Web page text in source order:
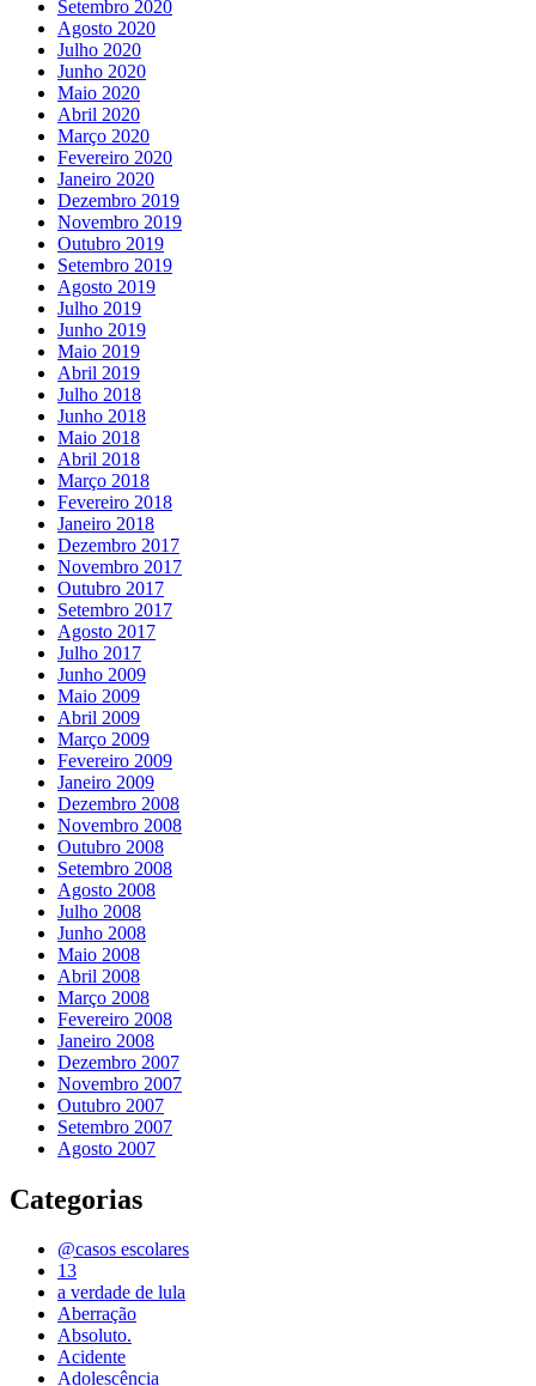
Setembro 2020
Agosto 2020
Julho 2020
Junho 2020
Maio 2020
Abril 2020
Março 2020
Fevereiro 2020
Janeiro 2020
Dezembro 2019
Novembro 2019
Outubro 2019
Setembro 2019
Agosto 2019
Julho 2019
Junho 2019
Maio 2019
Abril 2019
Julho 2018
Junho 2018
Maio 2018
Abril 2018
Março 2018
Fevereiro 2018
Janeiro 2018
Dezembro 2017
Novembro 2017
Outubro 2017
Setembro 2017
Agosto 2017
Julho 2017
Junho 2009
Maio 2009
Abril 2009
Março 2009
Fevereiro 2009
Janeiro 2009
Dezembro 2008
Novembro 2008
Outubro 2008
Setembro 2008
Agosto 2008
Julho 2008
Junho 2008
Maio 2008
Abril 2008
Março 2008
Fevereiro 2008
Janeiro 2008
Dezembro 2007
Novembro 2007
Outubro 2007
Setembro 2007
Agosto 2007
Categorias
@casos escolares
13
a verdade de lula
Aberração
Absoluto.
Acidente
Adolescência